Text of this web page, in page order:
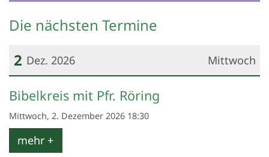
Die nächsten Termine
Mittwoch
2 Dez. 2026
Datum: 2. Dezember 2026
Bibelkreis mit Pfr. Röring
Mittwoch, 2. Dezember 2026 18:30
mehr +